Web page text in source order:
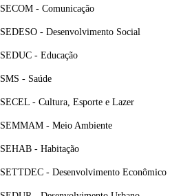
SECOM - Comunicação
SEDESO - Desenvolvimento Social
SEDUC - Educação
SMS - Saúde
SECEL - Cultura, Esporte e Lazer
SEMMAM - Meio Ambiente
SEHAB - Habitação
SETTDEC - Desenvolvimento Econômico